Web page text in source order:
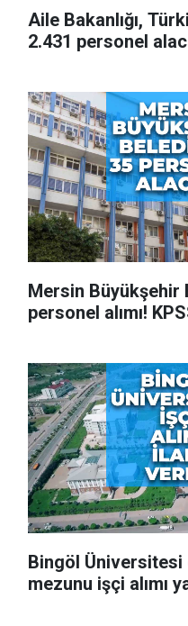
Aile Bakanlığı,
2.431 personel
Mersin Büyükşehir
personel alımı!
Bingöl Üniversitesi
mezunu işçi alımı